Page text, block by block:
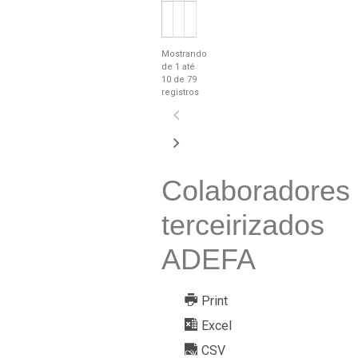
Mostrando
de 1 até
10 de 79
registros
Colaboradores
terceirizados
ADEFA
Print
Excel
CSV